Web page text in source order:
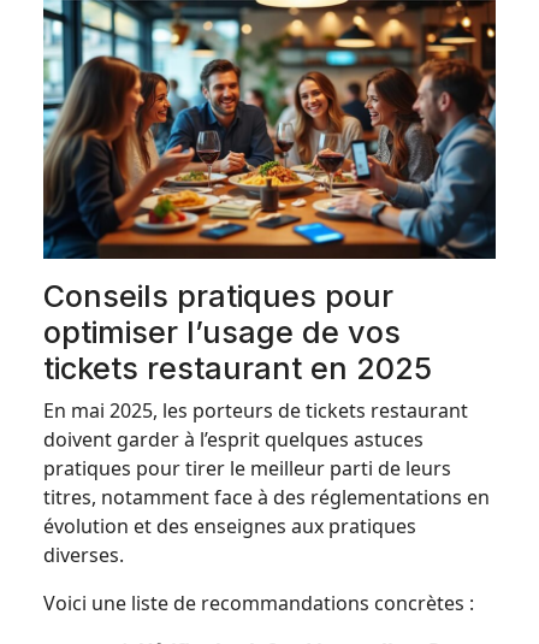
Conseils pratiques pour
optimiser l’usage de vos
tickets restaurant en 2025
En mai 2025, les porteurs de tickets restaurant
doivent garder à l’esprit quelques astuces
pratiques pour tirer le meilleur parti de leurs
titres, notamment face à des réglementations en
évolution et des enseignes aux pratiques
diverses.
Voici une liste de recommandations concrètes :